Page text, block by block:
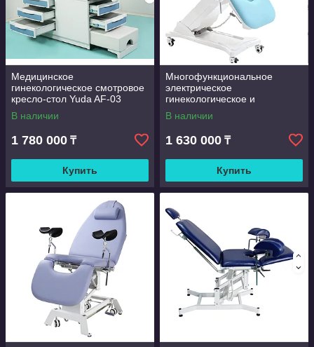
Медицинское
гинекологическое смотровое
кресло-стол Yuda AF-03
В наличии
1 780 000 ₸
Купить
Многофункциональное
электрическое
гинекологическое и
урологическое кресло-
трансформер бренда Sincoo
(модификация E006)
В наличии
1 630 000 ₸
Купить